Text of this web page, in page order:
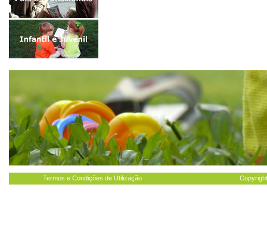
Termos e Condições de Utilização